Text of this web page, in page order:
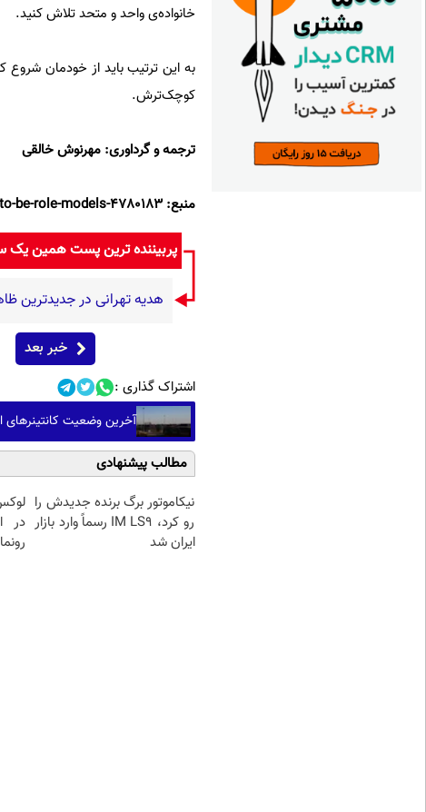
خانواده‌ی واحد و متحد تلاش کنید.
به این ترتیب باید از خودمان شروع
کوچک‌ترش.
ترجمه و گرداوری: مهرنوش خالقی
منبع: https://www.verywellfamily.com/how-to-teach-older-children-to-be-role-models-4780183
پربیننده ترین پست همین یک
هدیه تهرانی در
خبر بعد
اشتراک گذاری :
آخرین وضعیت کانتینرهای
مطالب پیشنهادی
نیکاموتور برگ برنده جدیدش را
رو کرد، IM LS9 رسماً وارد بازار
ایران شد
در